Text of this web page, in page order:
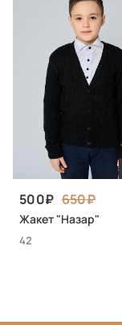
500 650
Жакет "Назар"
42